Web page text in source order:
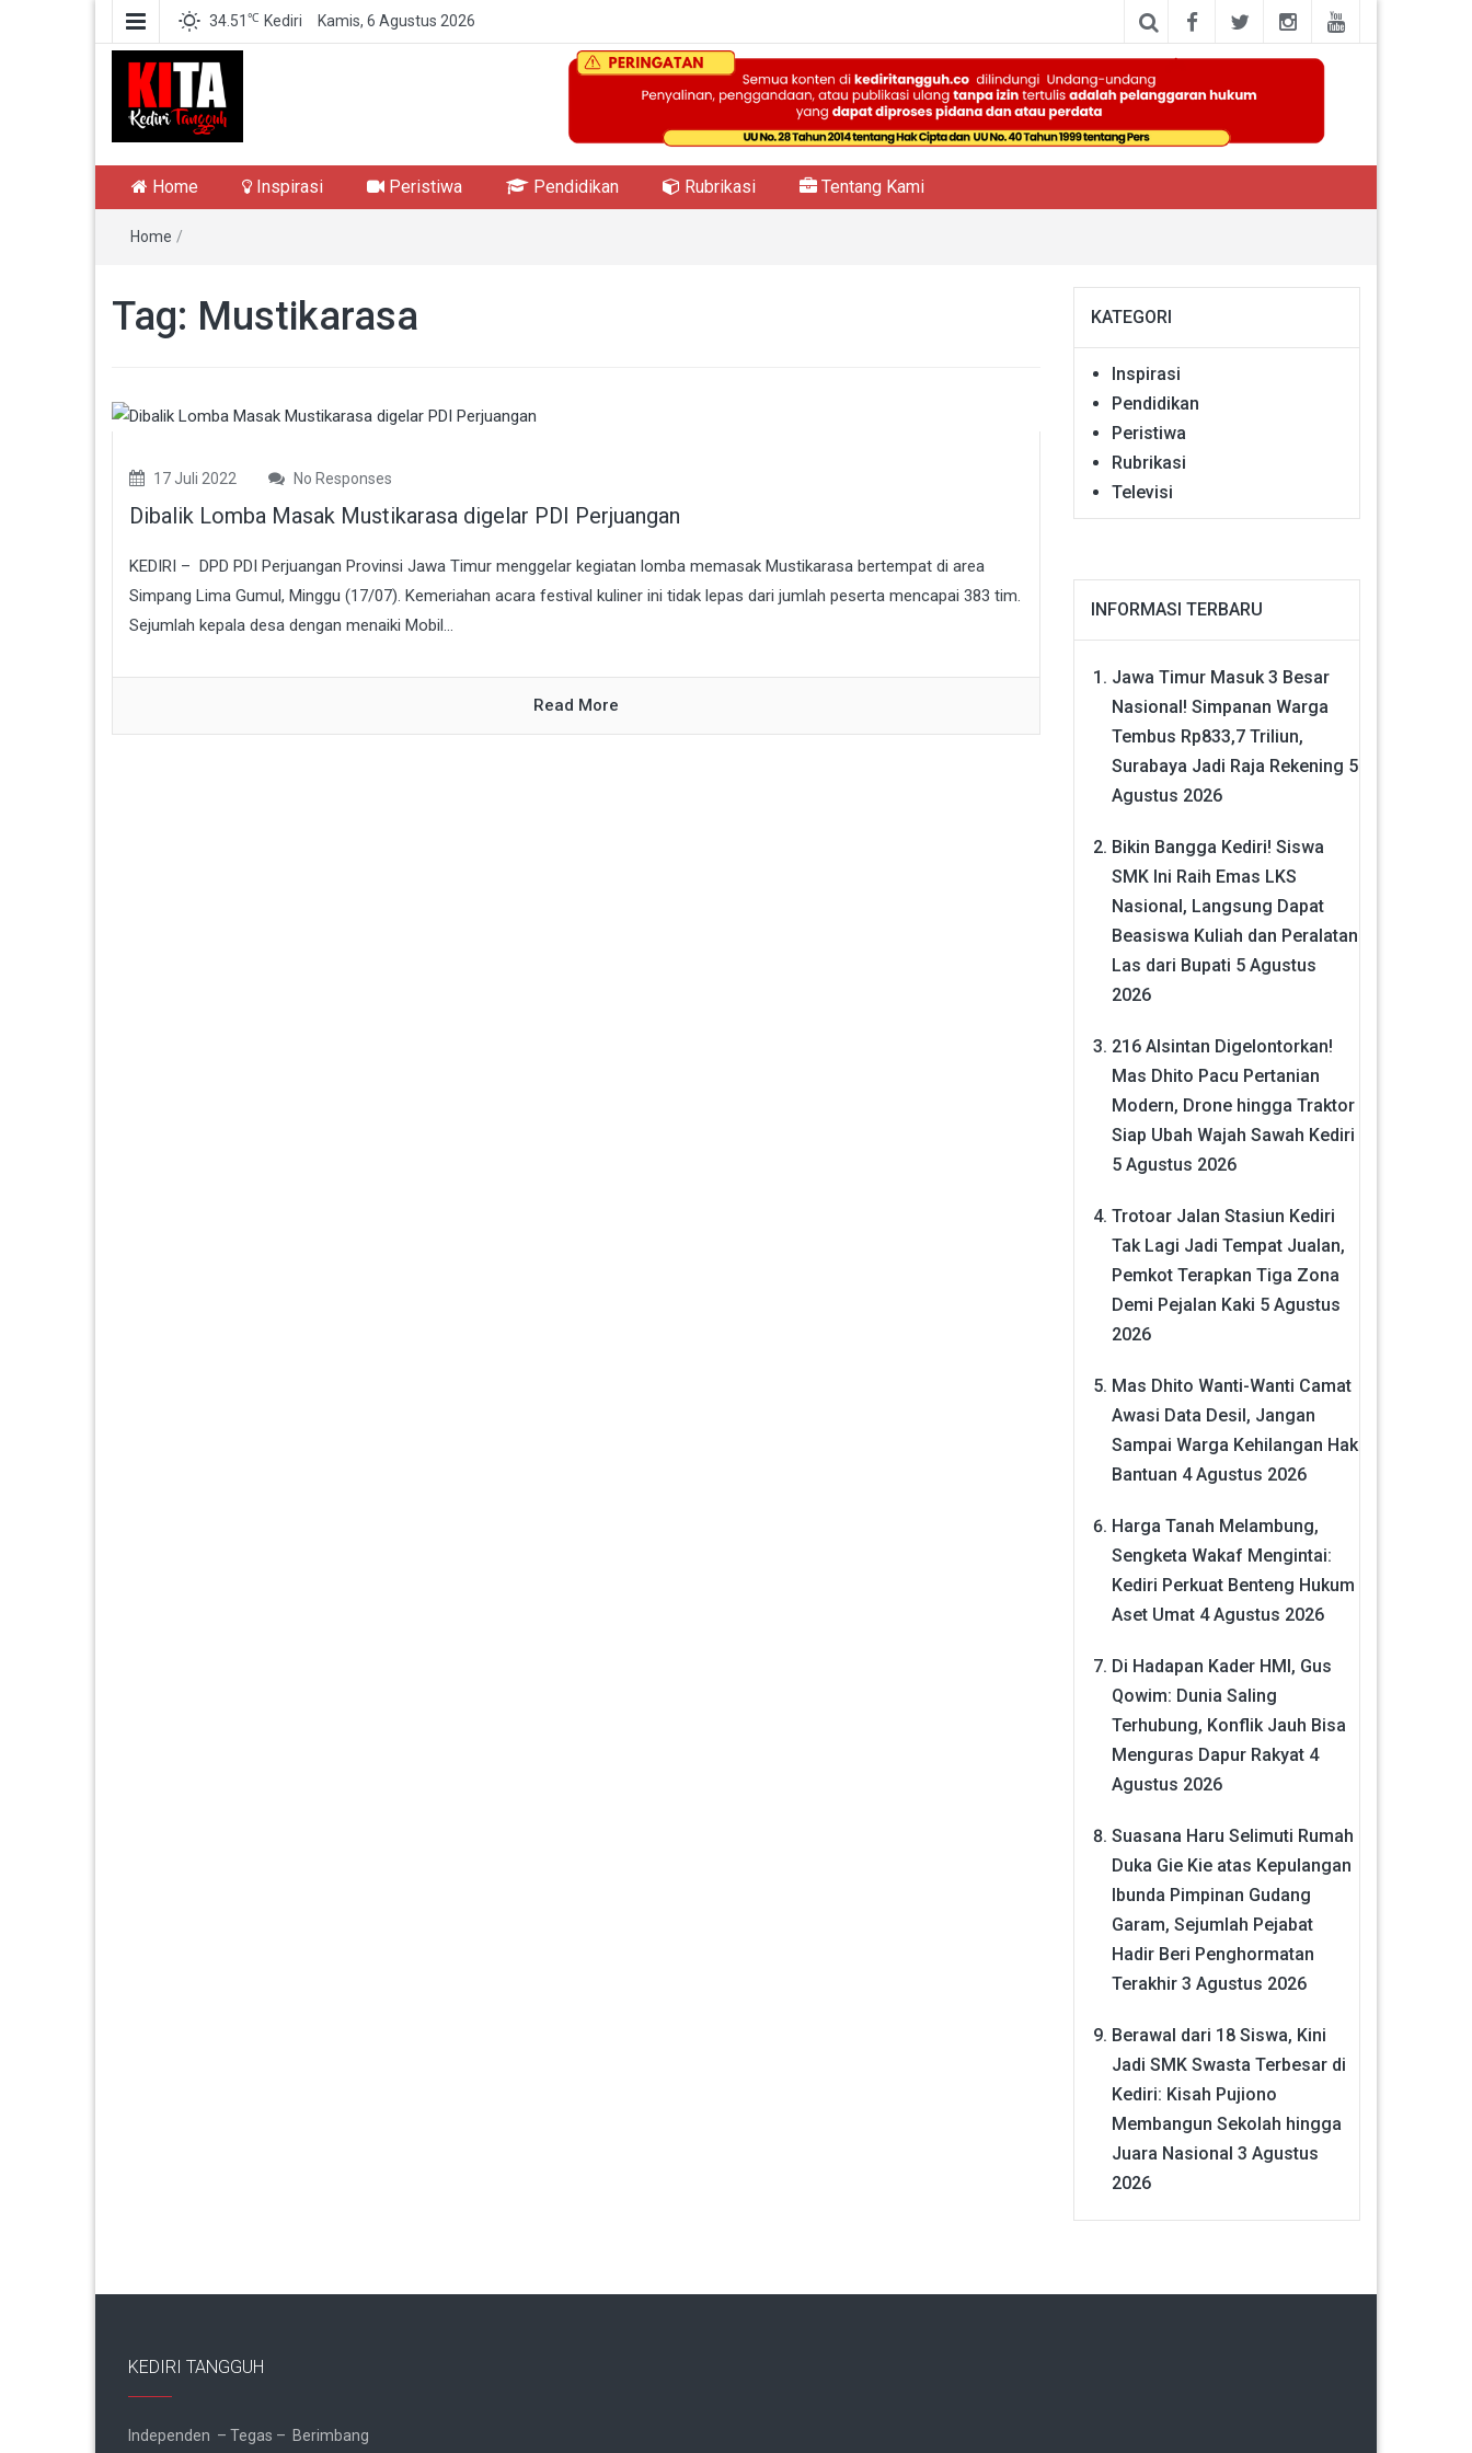
34.51 ℃ Kediri Kamis, 6 Agustus 2026
Kediri Tangguh
Home Inspirasi Peristiwa Pendidikan Rubrikasi Tentang Kami
Home /
Tag: Mustikarasa
17 Juli 2022 No Responses
Dibalik Lomba Masak Mustikarasa digelar PDI Perjuangan
KEDIRI – DPD PDI Perjuangan Provinsi Jawa Timur menggelar kegiatan lomba memasak Mustikarasa bertempat di area
Simpang Lima Gumul, Minggu (17/07). Kemeriahan acara festival kuliner ini tidak lepas dari jumlah peserta mencapai 383 tim.
Sejumlah kepala desa dengan menaiki Mobil...
Read More
KATEGORI
Inspirasi
Pendidikan
Peristiwa
Rubrikasi
Televisi
INFORMASI TERBARU
Jawa Timur Masuk 3 Besar
Nasional! Simpanan Warga
Tembus Rp833,7 Triliun,
Surabaya Jadi Raja Rekening 5
Agustus 2026
Bikin Bangga Kediri! Siswa
SMK Ini Raih Emas LKS
Nasional, Langsung Dapat
Beasiswa Kuliah dan Peralatan
Las dari Bupati 5 Agustus
2026
216 Alsintan Digelontorkan!
Mas Dhito Pacu Pertanian
Modern, Drone hingga Traktor
Siap Ubah Wajah Sawah Kediri
5 Agustus 2026
Trotoar Jalan Stasiun Kediri
Tak Lagi Jadi Tempat Jualan,
Pemkot Terapkan Tiga Zona
Demi Pejalan Kaki 5 Agustus
2026
Mas Dhito Wanti-Wanti Camat
Awasi Data Desil, Jangan
Sampai Warga Kehilangan Hak
Bantuan 4 Agustus 2026
Harga Tanah Melambung,
Sengketa Wakaf Mengintai:
Kediri Perkuat Benteng Hukum
Aset Umat 4 Agustus 2026
Di Hadapan Kader HMI, Gus
Qowim: Dunia Saling
Terhubung, Konflik Jauh Bisa
Menguras Dapur Rakyat 4
Agustus 2026
Suasana Haru Selimuti Rumah
Duka Gie Kie atas Kepulangan
Ibunda Pimpinan Gudang
Garam, Sejumlah Pejabat
Hadir Beri Penghormatan
Terakhir 3 Agustus 2026
Berawal dari 18 Siswa, Kini
Jadi SMK Swasta Terbesar di
Kediri: Kisah Pujiono
Membangun Sekolah hingga
Juara Nasional 3 Agustus
2026
KEDIRI TANGGUH
Independen – Tegas – Berimbang